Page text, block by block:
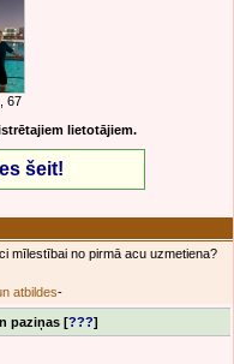
67
lietotājiem.
šeit!
mīlestībai no pirmā acu uzmetiena?
atbildes-
paziņas [???]